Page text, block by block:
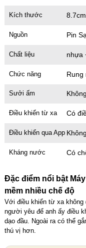
Kích thước
Nguồn Pin
Chất liệu nhựa
Chức năng Rung
Sưởi ấm Không
Điều khiển từ xa Có
Điều khiển qua App Không
Kháng nước Có
Đặc điểm nổi bật
mềm nhiều chế độ
Với điều khiển từ xa không
người yêu để anh ấy điều
dạo đầu. Ngoài ra có thể
thú vị hơn.